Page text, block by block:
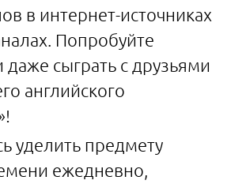
в интернет-источниках
Попробуйте
даже сыграть с друзьями
английского
уделить предмету
ежедневно,